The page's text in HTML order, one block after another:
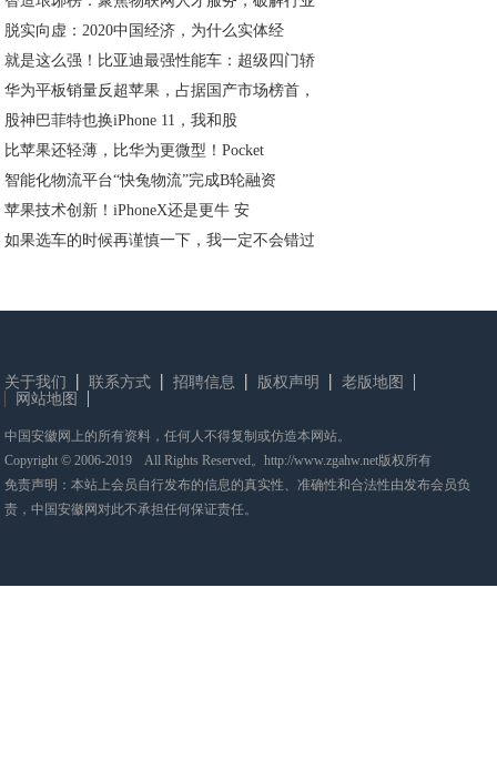
脱实向虚：2020中国经济，为什么实体经
就是这么强！比亚迪最强性能车：超级四门轿
华为平板销量反超苹果，占据国产市场榜首，
股神巴菲特也换iPhone 11，我和股
比苹果还轻薄，比华为更微型！Pocket
智能化物流平台“快兔物流”完成B轮融资
苹果技术创新！iPhoneX还是更牛 安
如果选车的时候再谨慎一下，我一定不会错过
关于我们 联系方式 招聘信息 版权声明
老版地图
网站地图
中国安徽网上的所有资料，任何人不得复制或仿造本网站。
Copyright © 2006-2019 All Rights Reserved。http://www.zgahw.net版权所有
免责声明：本站上会员自行发布的信息的真实性、准确性和合法性由发布会员负
责，中国安徽网对此不承担任何保证责任。